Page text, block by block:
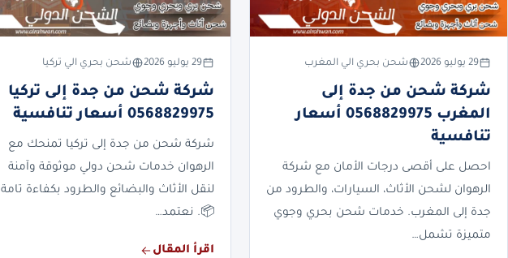
29 يوليو 2026 شحن بحري الي المغرب
شركة شحن من جدة إلى
المغرب 0568829975 أسعار
تنافسية
احصل على أقصى درجات الأمان مع شركة
الرهوان لشحن الأثاث، السيارات، والطرود من
جدة إلى المغرب. خدمات شحن بحري وجوي
متميزة تشمل…
29 يوليو 2026 شحن بحري الي تركيا
شركة شحن من جدة إلى تركيا
0568829975 أسعار تنافسية
شركة شحن من جدة إلى تركيا تمنحك مع
الرهوان خدمات شحن دولي موثوقة وآمنة
لنقل الأثاث والبضائع والطرود بكفاءة تامة
📦. نعتمد…
اقرأ المقال